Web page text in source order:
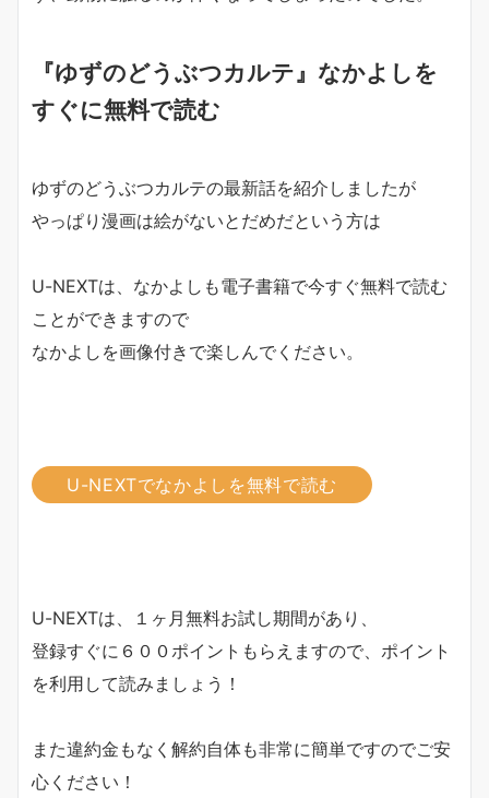
『ゆずのどうぶつカルテ』なかよしを
すぐに無料で読む
ゆずのどうぶつカルテの最新話を紹介しましたが
やっぱり漫画は絵がないとだめだという方は
U-NEXTは、なかよしも電子書籍で今すぐ無料で読む
ことができますので
なかよしを画像付きで楽しんでください。
U-NEXTでなかよしを無料で読む
U-NEXTは、１ヶ月無料お試し期間があり、
登録すぐに６００ポイントもらえますので、ポイント
を利用して読みましょう！
また違約金もなく解約自体も非常に簡単ですのでご安
心ください！